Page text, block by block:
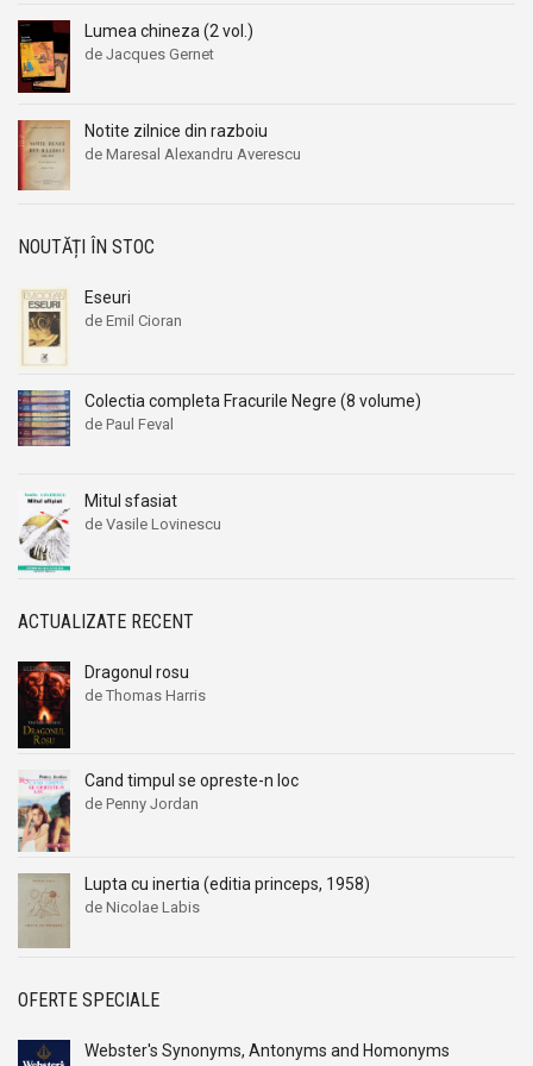
Aleksandr Beleaev
Alessandro Parronchi
Alex Mihai Stoenescu
Alexandr Soljenitin
Alexandra Jones
Alexandra Mosneaga
Alexandre Dumas
Alexandre Dumas fiul
Alexandre Koyre
Alexandrian
Alexandru Balaci
Alexandru Busuioceanu
Alexandru Elian
Alexandru I. Gonta
Alexandru Kiritescu
Alexandru Tanase
Alexandru Vianu
Alexandru Vlahuta
Alexandru Vulpe
Alexei Tolstoi
Alfred de Musset
Alfred Harlaoanu
Alice Hoffman
Alice Năstase
Alistair Maclean
Aleksandr Beleaev
Alessandro Parronchi
Alex Mihai Stoenescu
Alexandr Soljenitin
Alexandra Jones
Alexandra Mosneaga
Alexandre Dumas
Alexandre Dumas fiul
Alexandre Koyre
Alexandrian
Alexandru Balaci
Alexandru Busuioceanu
Alexandru Elian
Alexandru I. Gonta
Alexandru Kiritescu
Alexandru Tanase
Alexandru Vianu
Alexandru Vlahuta
Alexandru Vulpe
Alexei Tolstoi
Alfred de Musset
Alfred Harlaoanu
Alice Hoffman
Alice Năstase
Alistair Maclean
Lumea chineza (2 vol.)
de Jacques Gernet
Notite zilnice din razboiu
de Maresal Alexandru Averescu
NOUTĂȚI ÎN STOC
Eseuri
de Emil Cioran
Colectia completa Fracurile Negre (8 volume)
de Paul Feval
Mitul sfasiat
de Vasile Lovinescu
ACTUALIZATE RECENT
Dragonul rosu
de Thomas Harris
Cand timpul se opreste-n loc
de Penny Jordan
Lupta cu inertia (editia princeps, 1958)
de Nicolae Labis
OFERTE SPECIALE
Webster's Synonyms, Antonyms and Homonyms